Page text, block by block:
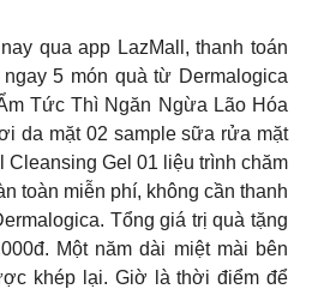
qua app LazMall, thanh toán
5 món quà từ Dermalogica
Tức Thì Ngăn Ngừa Lão Hóa
da mặt 02 sample sữa rửa mặt
Cleansing Gel 01 liệu trình chăm
toàn miễn phí, không cần thanh
Tổng giá trị quà tặng
Một năm dài miệt mài bên
khép lại. Giờ là thời điểm để